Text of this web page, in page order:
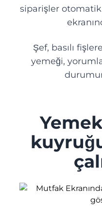
Entegrasyonların
Gitmek
Eczane
ÜRETME
Fırın
HIZMETLER
İşletme
Franchise
siparişler
Şef, basılı
yemeği,